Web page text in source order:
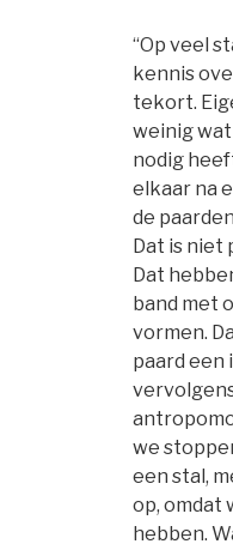
“Op veel
kennis
tekort.
weinig
nodig
elkaar na
de
Dat is niet
Dat
band met
vormen.
paard een
we
een stal,
op, omdat
hebben.